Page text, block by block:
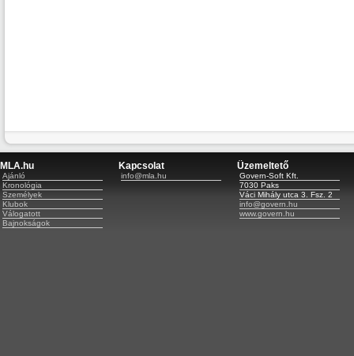
MLA.hu
Ajánló
Kronológia
Személyek
Klubok
Válogatott
Bajnokságok
Kapcsolat
info@mla.hu
Üzemeltető
Govern-Soft Kft.
7030 Paks
Váci Mihály utca 3. Fsz. 2
info@govern.hu
www.govern.hu